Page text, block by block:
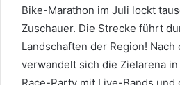
Bike-Marathon im Juli lockt
Zuschauer. Die Strecke führt
Landschaften der Region! Nach
verwandelt sich die Zielarena